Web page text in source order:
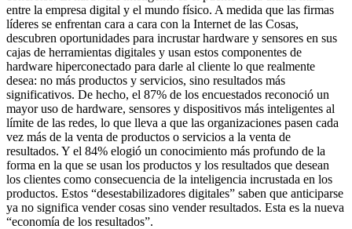
entre la empresa digital y el mundo físico. A medida que las firmas
líderes se enfrentan cara a cara con la Internet de las Cosas,
descubren oportunidades para incrustar hardware y sensores en sus
cajas de herramientas digitales y usan estos componentes de
hardware hiperconectado para darle al cliente lo que realmente
desea: no más productos y servicios, sino resultados más
significativos. De hecho, el 87% de los encuestados reconoció un
mayor uso de hardware, sensores y dispositivos más inteligentes al
límite de las redes, lo que lleva a que las organizaciones pasen cada
vez más de la venta de productos o servicios a la venta de
resultados. Y el 84% elogió un conocimiento más profundo de la
forma en la que se usan los productos y los resultados que desean
los clientes como consecuencia de la inteligencia incrustada en los
productos. Estos “desestabilizadores digitales” saben que anticiparse
ya no significa vender cosas sino vender resultados. Esta es la nueva
“economía de los resultados”.